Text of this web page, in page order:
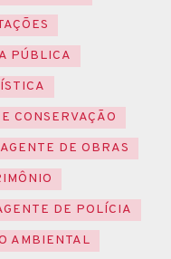
PÚBLICA
CONSERVAÇÃO
AGENTE DE OBRAS
DE POLÍCIA
AMBIENTAL